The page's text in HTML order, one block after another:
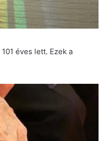
éves lett. Ezek a